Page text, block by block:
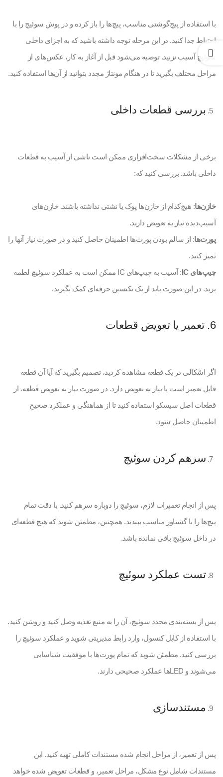
با استفاده از پیچ‌گوشتی مناسب، پیچ‌ها را باز کرده و در پوش سوئیچ را با
احتیاط جدا کنید. در این مرحله توجه داشته باشید که به اجزای داخلی
سوئیچ آسیب نزنید. توصیه می‌شود قبل از آغاز به کار، عکس‌های از
مراحل مختلف بگیرید تا در هنگام مونتاژ مجدد بتوانید از آن‌ها استفاده کنید.
بررسی قطعات داخلی
برخی از مشکلات سخت‌افزاری ممکن است ناشی از آسیب به قطعات
داخلی باشد. بررسی کنید که:
خازن‌ها: هیچ‌کدام از خازن‌ها پوک یا نشتی نداشته باشند. خازن‌های
آسیب‌دیده نیاز به تعویض دارند.
پورت‌ها: از سالم بودن پورت‌ها اطمینان حاصل کنید و در صورت نیاز آنها را
تمیز کنید.
چیپ‌های IC
: آسیب به چیپ‌های IC ممکن است به عملکرد سوئیچ لطمه
بزند. در این صورت باید از یک تکنسین حرفه‌ای کمک بگیرید.
6. تعمیر یا تعویض قطعات
اگر اشکالی در یک قطعه مشاهده کردید، تصمیم بگیرید که آیا آن قطعه
قابل تعمیر است یا نیاز به تعویض دارد. در صورت نیاز به تعویض قطعه، از
قطعات اصل سیسکو استفاده کنید تا از هماهنگی و عملکرد صحیح
اطمینان حاصل شود.
سرهم کردن سوئیچ
پس از انجام تعمیرات لازم، سوئیچ را دوباره سرهم کنید. با دقت تمام
پیچ‌ها را با گشتاور مناسب ببندید. همچنین، مطمئن شوید که هیچ قطعه‌ای
در داخل سوئیچ باقی نمانده باشد.
تست عملکرد سوئیچ
پس از بسته‌بندی مجدد سوئیچ، آن را به منبع تغذیه وصل کنید و روشن کنید.
با استفاده از کابل کنسول، وارد رابط مدیریتی شوید و عملکرد سوئیچ را
بررسی کنید. مطمئن شوید که تمام پورت‌ها با موفقیت شناسایی
می‌شوند و LEDها عملکرد صحیحی دارند.
مستندسازی
پس از تعمیر، از مراحل انجام شده مستندات کاملی تهیه کنید. این
مستندات شامل نوع مشکل، مراحل تعمیر، و قطعات تعویض شده خواهد